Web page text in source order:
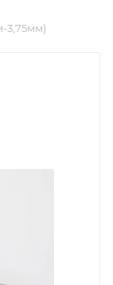
3,75мм)